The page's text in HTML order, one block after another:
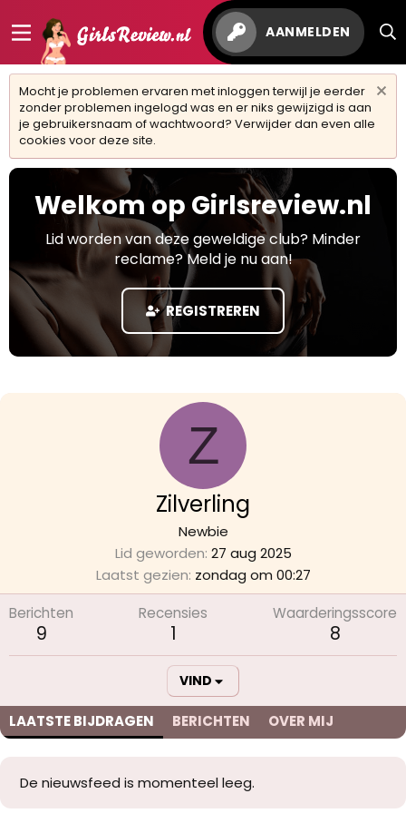
AANMELDEN
Mocht je problemen ervaren met inloggen terwijl je eerder
zonder problemen ingelogd was en er niks gewijzigd is aan
je gebruikersnaam of wachtwoord? Verwijder dan even alle
cookies voor deze site.
Welkom op Girlsreview.nl
Lid worden van deze geweldige club? Minder
reclame? Meld je nu aan!
REGISTREREN
Z
Zilverling
Newbie
Lid geworden 27 aug 2025
Laatst gezien zondag om 00:27
Berichten
9
Recensies
1
Waarderingsscore
8
VIND
LAATSTE BIJDRAGEN BERICHTEN OVER MIJ
De nieuwsfeed is momenteel leeg.